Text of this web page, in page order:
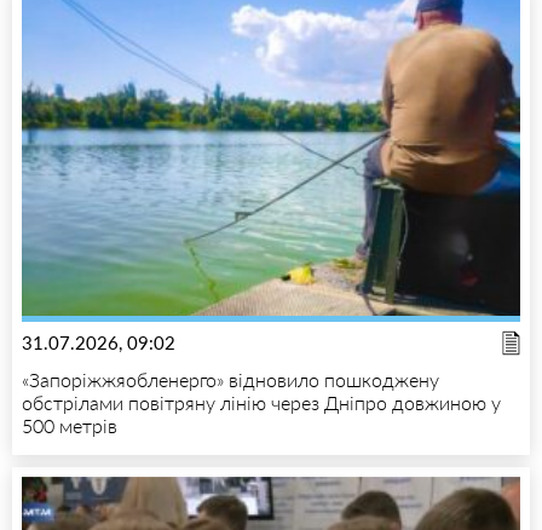
31.07.2026, 09:02
«Запоріжжяобленерго» відновило пошкоджену
обстрілами повітряну лінію через Дніпро довжиною у
500 метрів